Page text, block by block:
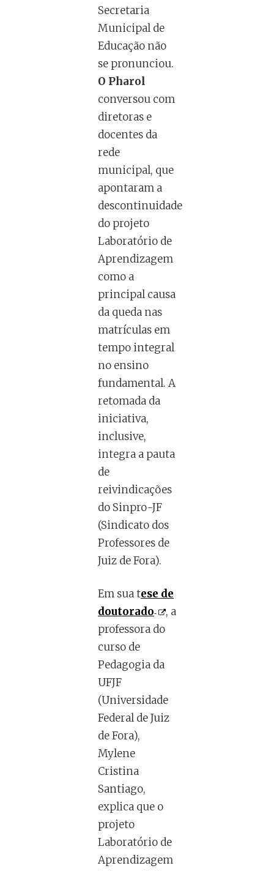
Secretaria
Municipal de
Educação não
se pronunciou.
O Pharol
conversou com
diretoras e
docentes da
rede
municipal, que
apontaram a
descontinuidade
do projeto
Laboratório de
Aprendizagem
como a
principal causa
da queda nas
matrículas em
tempo integral
no ensino
fundamental. A
retomada da
iniciativa,
inclusive,
integra a pauta
de
reivindicações
do Sinpro-JF
(Sindicato dos
Professores de
Juiz de Fora).
Em sua tese de
doutorado
, a
professora do
curso de
Pedagogia da
UFJF
(Universidade
Federal de Juiz
de Fora),
Mylene
Cristina
Santiago,
explica que o
projeto
Laboratório de
Aprendizagem